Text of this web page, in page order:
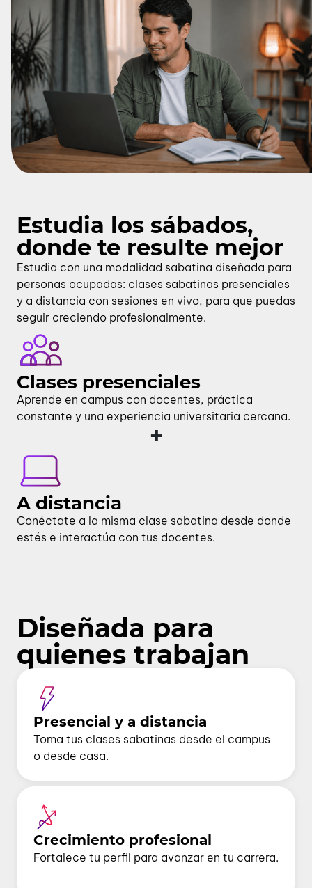
Estudia los sábados,
donde te resulte mejor
Estudia con una modalidad sabatina diseñada para
personas ocupadas: clases sabatinas presenciales
y a distancia con sesiones en vivo, para que puedas
seguir creciendo profesionalmente.
Clases presenciales
Aprende en campus con docentes, práctica
constante y una experiencia universitaria cercana.
+
A distancia
Conéctate a la misma clase sabatina desde donde
estés e interactúa con tus docentes.
Diseñada para
quienes trabajan
Presencial y a distancia
Toma tus clases sabatinas desde el campus
o desde casa.
Crecimiento profesional
Fortalece tu perfil para avanzar en tu carrera.